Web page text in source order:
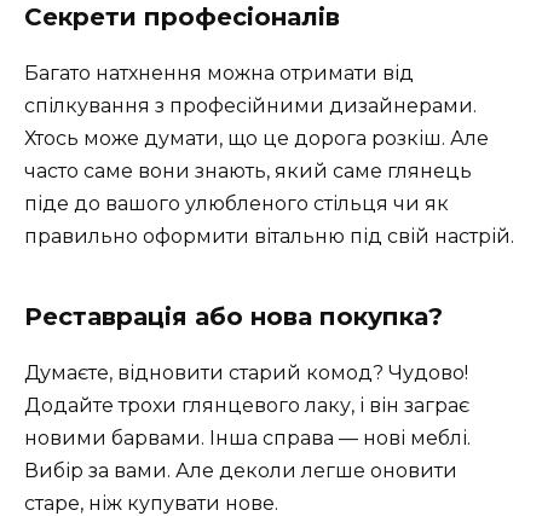
Секрети професіоналів
Багато натхнення можна отримати від
спілкування з професійними дизайнерами.
Хтось може думати, що це дорога розкіш. Але
часто саме вони знають, який саме глянець
піде до вашого улюбленого стільця чи як
правильно оформити вітальню під свій настрій.
Реставрація або нова покупка?
Думаєте, відновити старий комод? Чудово!
Додайте трохи глянцевого лаку, і він заграє
новими барвами. Інша справа — нові меблі.
Вибір за вами. Але деколи легше оновити
старе, ніж купувати нове.